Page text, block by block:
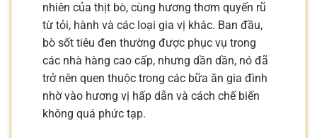
nhiên của thịt bò, cùng hương thơm quyến rũ
từ tỏi, hành và các loại gia vị khác. Ban đầu,
bò sốt tiêu đen thường được phục vụ trong
các nhà hàng cao cấp, nhưng dần dần, nó đã
trở nên quen thuộc trong các bữa ăn gia đình
nhờ vào hương vị hấp dẫn và cách chế biến
không quá phức tạp.